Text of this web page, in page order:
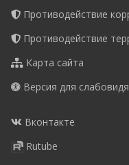
Противодействие
Противодействие
Карта сайта
Версия для
Вконтакте
Rutube